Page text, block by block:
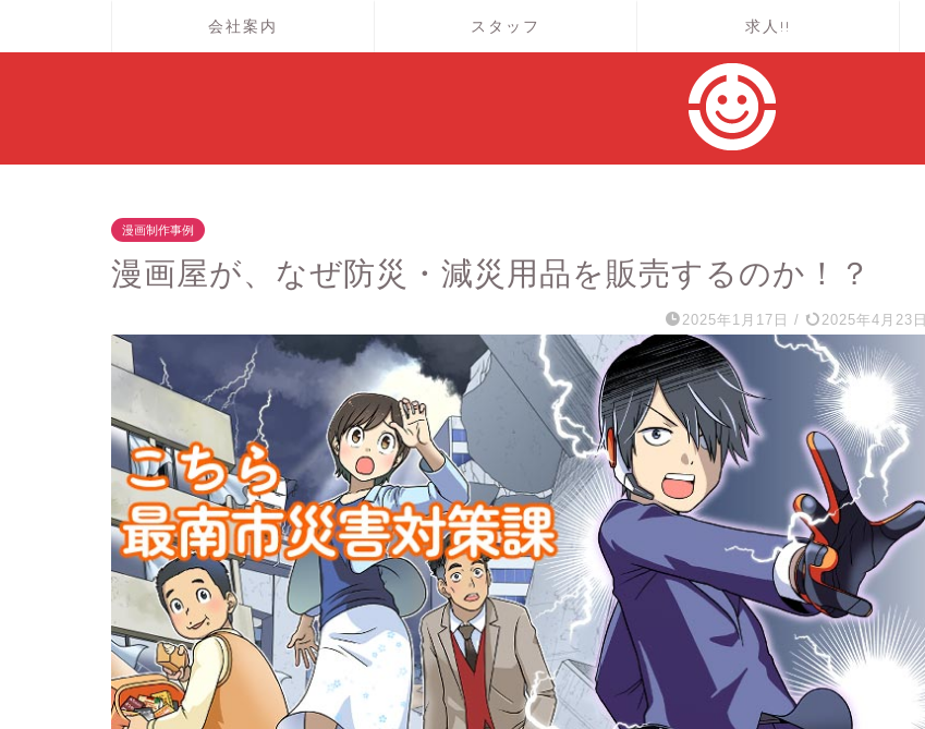
会社案内 スタッフ 求人!!
漫画制作事例
漫画屋が、なぜ防災・減災用品を販売するのか！？
2025年1月17日 / 2025年4月23日